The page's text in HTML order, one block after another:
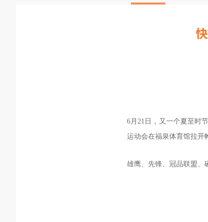
6月21日，又一个夏至时
运动会在福泉体育馆拉开
雄鹰、先锋、冠品联盟